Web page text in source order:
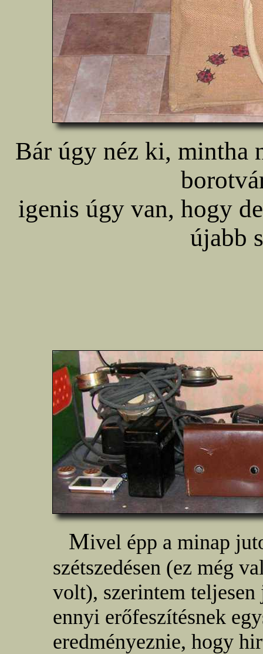
Bár úgy néz ki, mintha
igenis úgy van, hogy
újabb
Mivel épp a minap
szétszedésen (ez még
volt), szerintem teljesen
ennyi erőfeszítésnek
eredményeznie, hogy